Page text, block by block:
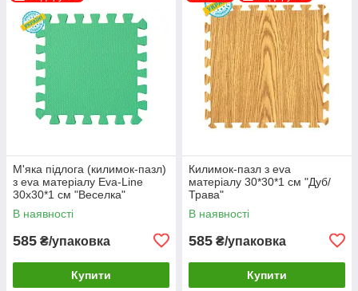
М'яка підлога (килимок-пазл)
з eva матеріалу Eva-Line
30х30*1 см "Веселка"
зелений
В наявності
585 ₴/упаковка
Купити
Килимок-пазл з eva
матеріалу 30*30*1 см "Дуб/
Трава"
В наявності
585 ₴/упаковка
Купити